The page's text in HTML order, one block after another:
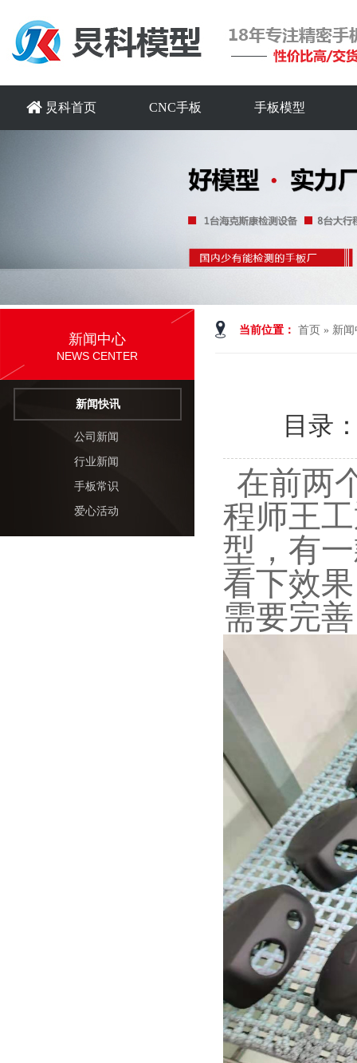
炅科首页 CNC手板 手板模型
当前位置： 首页 » 新
目录
在前两
程师王
型，有
看下效
需要完善
新闻中心
NEWS CENTER
新闻快讯
公司新闻
行业新闻
手板常识
爱心活动